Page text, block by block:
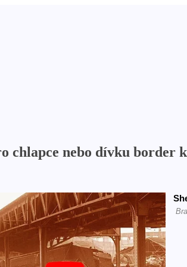
chlapce nebo dívku border